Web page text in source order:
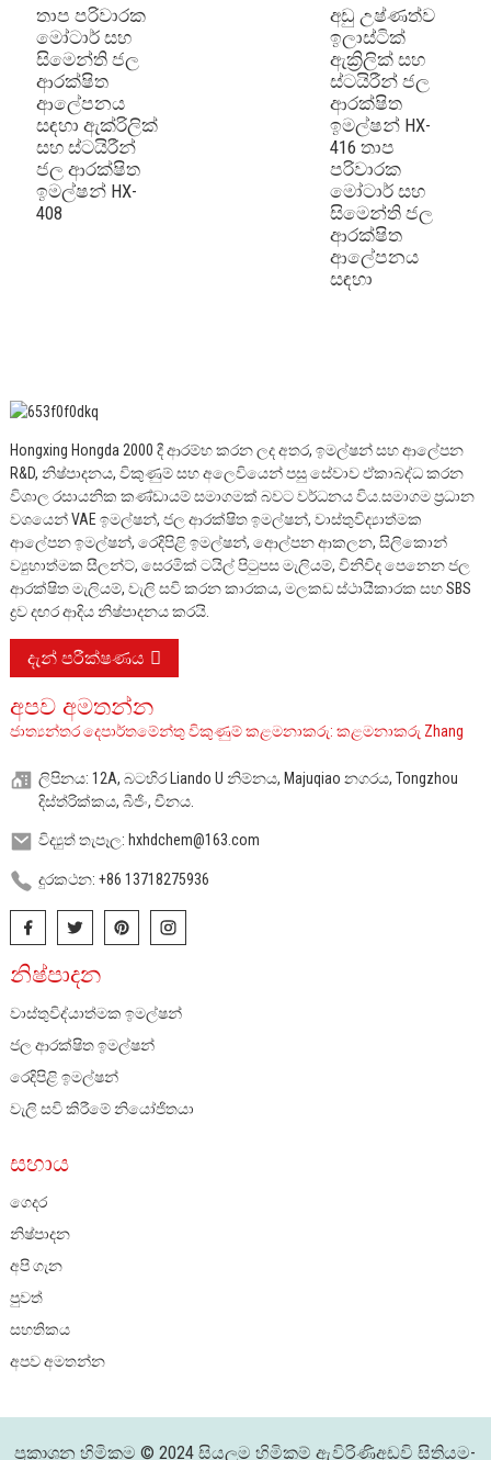
තාප පරිවාරක
මෝටාර් සහ
සිමෙන්ති ජල
ආරක්ෂිත
ආලේපනය
සඳහා ඇක්රිලික්
සහ ස්ටයිරීන්
ජල ආරක්ෂිත
ඉමල්ෂන් HX-
408
අඩු උෂ්ණත්ව
ඉලාස්ටික්
ඇක්‍රිලික් සහ
ස්ටයිරීන් ජල
ආරක්ෂිත
ඉමල්ෂන් HX-
416 තාප
පරිවාරක
මෝටාර් සහ
සිමෙන්ති ජල
ආරක්ෂිත
ආලේපනය
සඳහා
Hongxing Hongda 2000 දී ආරම්භ කරන ලද අතර, ඉමල්ෂන් සහ ආලේපන
R&D, නිෂ්පාදනය, විකුණුම් සහ අලෙවියෙන් පසු සේවාව ඒකාබද්ධ කරන
විශාල රසායනික කණ්ඩායම් සමාගමක් බවට වර්ධනය විය.සමාගම ප්‍රධාන
වශයෙන් VAE ඉමල්ෂන්, ජල ආරක්ෂිත ඉමල්ෂන්, වාස්තුවිද්‍යාත්මක
ආලේපන ඉමල්ෂන්, රෙදිපිළි ඉමල්ෂන්, ආෙල්පන ආකලන, සිලිකොන්
ව්‍යුහාත්මක සීලන්ට්, සෙරමික් ටයිල් පිටුපස මැලියම්, විනිවිද පෙනෙන ජල
ආරක්ෂිත මැලියම්, වැලි සවි කරන කාරකය, මලකඩ ස්ථායීකාරක සහ SBS
ද්‍රව දඟර ආදිය නිෂ්පාදනය කරයි.
දැන් පරීක්ෂණය
අපව අමතන්න
ජාත්‍යන්තර දෙපාර්තමේන්තු විකුණුම් කළමනාකරු: කළමනාකරු Zhang
ලිපිනය: 12A, බටහිර Liando U නිම්නය, Majuqiao නගරය, Tongzhou
දිස්ත්රික්කය, බීජිං, චීනය.
විද්‍යුත් තැපෑල: hxhdchem@163.com
දුරකථන: +86 13718275936
නිෂ්පාදන
වාස්තුවිද්යාත්මක ඉමල්ෂන්
ජල ආරක්ෂිත ඉමල්ෂන්
රෙදිපිළි ඉමල්ෂන්
වැලි සවි කිරීමේ නියෝජිතයා
සහාය
ගෙදර
නිෂ්පාදන
අපි ගැන
පුවත්
සහතිකය
අපව අමතන්න
ප්‍රකාශන හිමිකම © 2024 සියලුම හිමිකම් ඇවිරිණිඅඩවි සිතියම-